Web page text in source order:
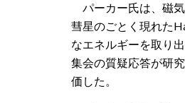
パーカー氏は、磁
彗星のごとく現れた
なエネルギーを取り
集会の質疑応答が研
価した。